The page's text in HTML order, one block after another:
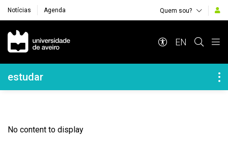
Notícias Agenda Quem sou?
Navegação Principal
EN
Navegação Lateral
estudar
No content to display